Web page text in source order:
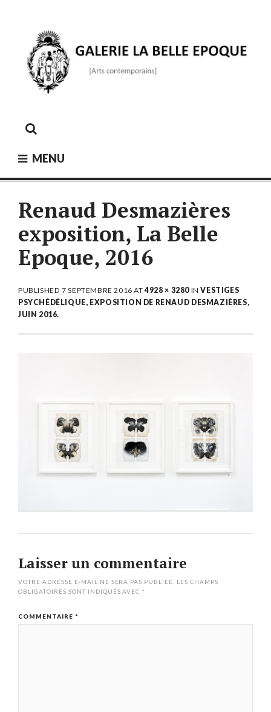
MENU
Renaud Desmazières
exposition, La Belle
Epoque, 2016
PUBLISHED7 SEPTEMBRE 2016 AT4928 × 3280INVESTIGES
PSYCHÉDÉLIQUE, EXPOSITION DE RENAUD DESMAZIÈRES,
JUIN 2016.
Laisser un commentaire
VOTRE ADRESSE E-MAIL NE SERA PAS PUBLIÉE.
LES CHAMPS
OBLIGATOIRES SONT INDIQUÉS AVEC *
COMMENTAIRE *